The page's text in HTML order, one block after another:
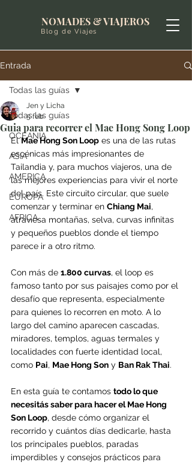
NOMADES & VIAJEROS
Blog de Viajes
Entrada
Todas las guías
OCEANIA
ASIA
AMERICA
EUROPA
AFRICA
Todas las guías
Guia para recorrer el Mae Hong Song Loop
Jen y Licha
5 feb
El Mae Hong Son Loop es una de las rutas
escénicas más impresionantes de
Tailandia y, para muchos viajeros, una de
las mejores experiencias para vivir el norte
del país. Este circuito circular, que suele
comenzar y terminar en Chiang Mai,
atraviesa montañas, selva, curvas infinitas
y pequeños pueblos donde el tiempo
parece ir a otro ritmo.
Con más de 1.800 curvas, el loop es
famoso tanto por sus paisajes como por el
desafío que representa, especialmente
para quienes lo recorren en moto. A lo
largo del camino aparecen cascadas,
miradores, templos, aguas termales y
localidades con fuerte identidad local,
como Pai, Mae Hong Son y Ban Rak Thai.
En esta guía te contamos todo lo que
necesitás saber para hacer el Mae Hong
Son Loop, desde cómo organizar el
recorrido y cuántos días dedicarle, hasta
los principales pueblos, paradas
imperdibles y consejos prácticos para